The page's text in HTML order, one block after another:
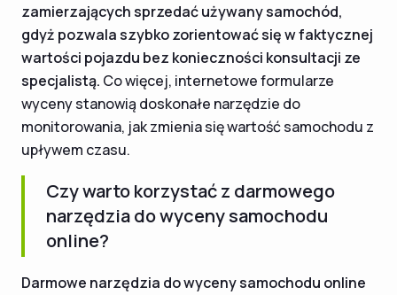
zamierzających sprzedać używany samochód,
gdyż pozwala szybko zorientować się w faktycznej
wartości pojazdu bez konieczności konsultacji ze
specjalistą. Co więcej, internetowe formularze
wyceny stanowią doskonałe narzędzie do
monitorowania, jak zmienia się wartość samochodu z
upływem czasu.
Czy warto korzystać z darmowego
narzędzia do wyceny samochodu
online?
Darmowe narzędzia do wyceny samochodu online